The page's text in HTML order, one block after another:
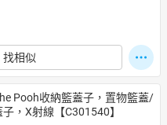
找相似
Pooh收納籃蓋子，置物籃蓋/
，X射線【C301540】